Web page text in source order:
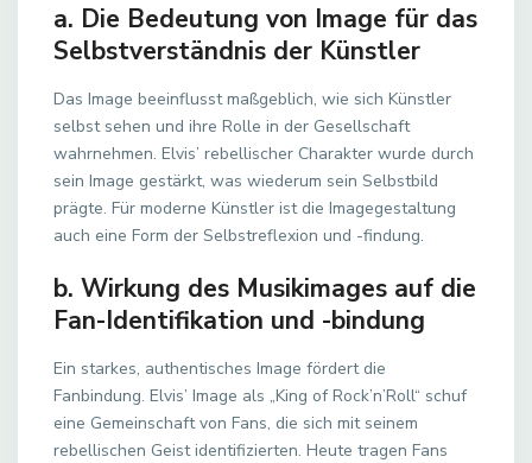
a. Die Bedeutung von Image für das
Selbstverständnis der Künstler
Das Image beeinflusst maßgeblich, wie sich Künstler
selbst sehen und ihre Rolle in der Gesellschaft
wahrnehmen. Elvis’ rebellischer Charakter wurde durch
sein Image gestärkt, was wiederum sein Selbstbild
prägte. Für moderne Künstler ist die Imagegestaltung
auch eine Form der Selbstreflexion und -findung.
b. Wirkung des Musikimages auf die
Fan-Identifikation und -bindung
Ein starkes, authentisches Image fördert die
Fanbindung. Elvis’ Image als „King of Rock’n’Roll“ schuf
eine Gemeinschaft von Fans, die sich mit seinem
rebellischen Geist identifizierten. Heute tragen Fans